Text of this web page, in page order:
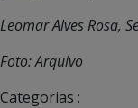
Leomar Alves Rosa,
Foto: Arquivo
Categorias :